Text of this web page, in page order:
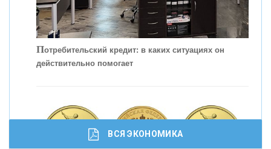
Скорость - один из главных трендов в
кредитовании бизнеса - «Интервью»
Потребительский кредит: в каких ситуациях он
действительно помогает
ВСЯ ЭКОНОМИКА